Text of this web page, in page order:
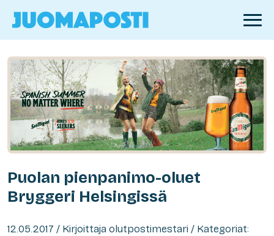
Puolan pienpanimo-oluet
Bryggeri Helsingissä
12.05.2017 / Kirjoittaja olutpostimestari / Kategoriat: